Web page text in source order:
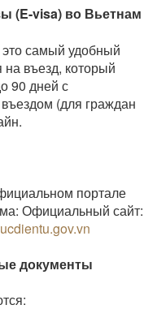
(E-visa) во Вьетнам
самый удобный
въезд, который
90 дней с
(для граждан
портале
Официальный сайт:
документы